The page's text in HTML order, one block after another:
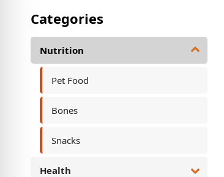
Categories
Nutrition
Pet Food
Bones
Snacks
Health